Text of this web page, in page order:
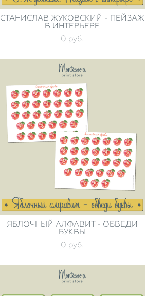
СТАНИСЛАВ ЖУКОВСКИЙ - ПЕЙЗАЖ
В ИНТЕРЬЕРЕ
0 pуб.
ЯБЛОЧНЫЙ АЛФАВИТ - ОБВЕДИ
БУКВЫ
0 pуб.